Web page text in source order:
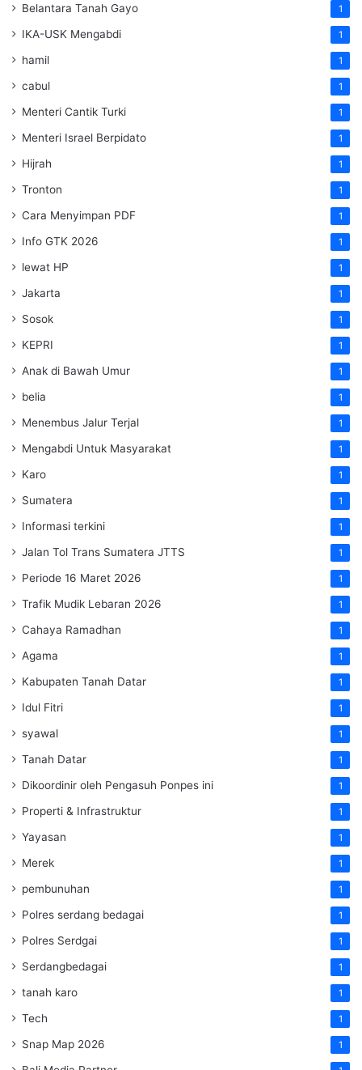
Belantara Tanah Gayo 1
IKA-USK Mengabdi 1
hamil 1
cabul 1
Menteri Cantik Turki 1
Menteri Israel Berpidato 1
Hijrah 1
Tronton 1
Cara Menyimpan PDF 1
Info GTK 2026 1
lewat HP 1
Jakarta 1
Sosok 1
KEPRI 1
Anak di Bawah Umur 1
belia 1
Menembus Jalur Terjal 1
Mengabdi Untuk Masyarakat 1
Karo 1
Sumatera 1
Informasi terkini 1
Jalan Tol Trans Sumatera JTTS 1
Periode 16 Maret 2026 1
Trafik Mudik Lebaran 2026 1
Cahaya Ramadhan 1
Agama 1
Kabupaten Tanah Datar 1
Idul Fitri 1
syawal 1
Tanah Datar 1
Dikoordinir oleh Pengasuh Ponpes ini 1
Properti & Infrastruktur 1
Yayasan 1
Merek 1
pembunuhan 1
Polres serdang bedagai 1
Polres Serdgai 1
Serdangbedagai 1
tanah karo 1
Tech 1
Snap Map 2026 1